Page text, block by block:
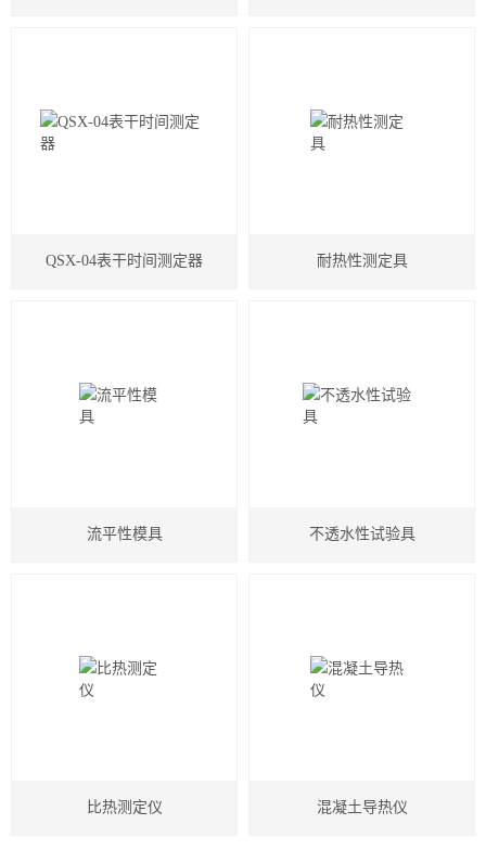
QSX-04表干时间测定器 耐热性测定具
流平性模具 不透水性试验具
比热测定仪 混凝土导热仪